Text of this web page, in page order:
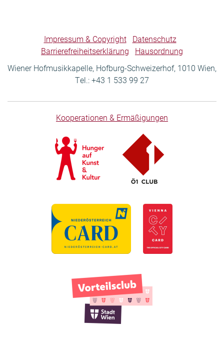
Impressum & Copyright
Datenschutz
Barrierefreiheitserklärung
Hausordnung
Wiener Hofmusikkapelle, Hofburg-Schweizerhof, 1010 Wien,
Tel.: +43 1 533 99 27
Kooperationen & Ermäßigungen